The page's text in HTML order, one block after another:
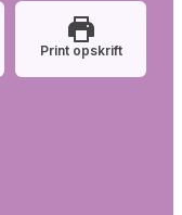
Print opskrift